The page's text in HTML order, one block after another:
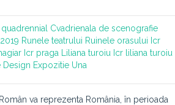
Cvadrienala de scenografie
2019 Runele teatrului Ruinele orasului Icr
Icr praga Liliana turoiu Icr liliana turoiu
Design Expozitie Una
va reprezenta România, în perioada